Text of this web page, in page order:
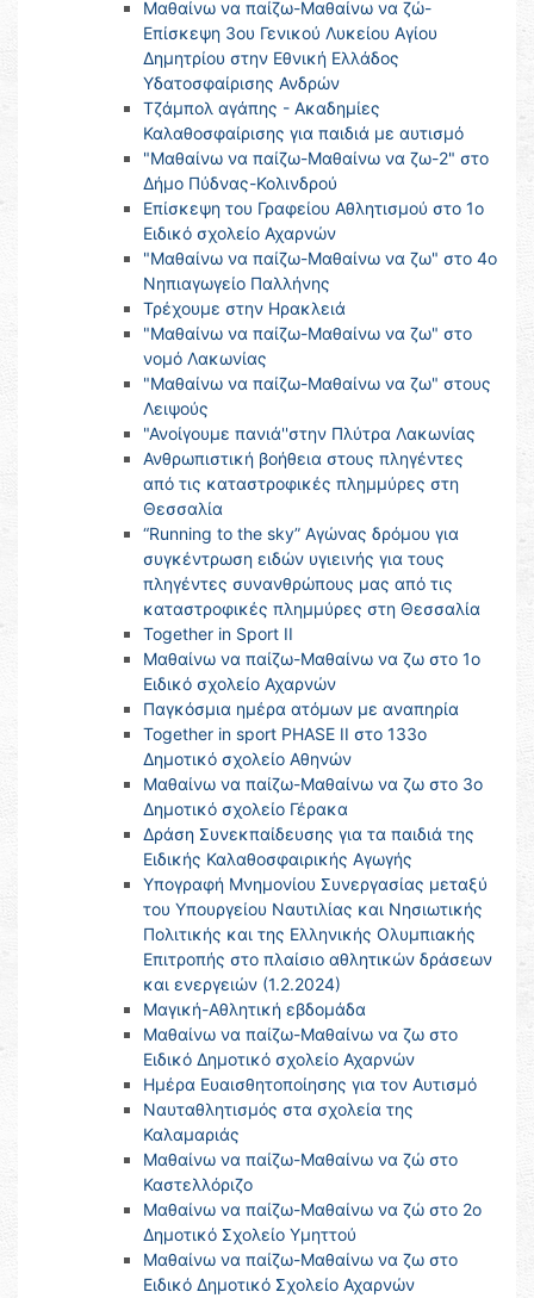
Μαθαίνω να παίζω-Μαθαίνω να ζώ-
Επίσκεψη 3ου Γενικού Λυκείου Αγίου
Δημητρίου στην Εθνική Ελλάδος
Υδατοσφαίρισης Ανδρών
Τζάμπολ αγάπης - Ακαδημίες
Καλαθοσφαίρισης για παιδιά με αυτισμό
"Μαθαίνω να παίζω-Μαθαίνω να ζω-2" στο
Δήμο Πύδνας-Κολινδρού
Επίσκεψη του Γραφείου Αθλητισμού στο 1ο
Ειδικό σχολείο Αχαρνών
"Μαθαίνω να παίζω-Μαθαίνω να ζω" στο 4o
Νηπιαγωγείο Παλλήνης
Τρέχουμε στην Ηρακλειά
"Μαθαίνω να παίζω-Μαθαίνω να ζω" στο
νομό Λακωνίας
"Μαθαίνω να παίζω-Μαθαίνω να ζω" στους
Λειψούς
"Ανοίγουμε πανιά''στην Πλύτρα Λακωνίας
Ανθρωπιστική βοήθεια στους πληγέντες
από τις καταστροφικές πλημμύρες στη
Θεσσαλία
“Running to the sky” Αγώνας δρόμου για
συγκέντρωση ειδών υγιεινής για τους
πληγέντες συνανθρώπους μας από τις
καταστροφικές πλημμύρες στη Θεσσαλία
Together in Sport II
Μαθαίνω να παίζω-Μαθαίνω να ζω στο 1ο
Ειδικό σχολείο Αχαρνών
Παγκόσμια ημέρα ατόμων με αναπηρία
Together in sport PHASE II στο 133ο
Δημοτικό σχολείο Αθηνών
Μαθαίνω να παίζω-Μαθαίνω να ζω στο 3ο
Δημοτικό σχολείο Γέρακα
Δράση Συνεκπαίδευσης για τα παιδιά της
Ειδικής Καλαθοσφαιρικής Αγωγής
Υπογραφή Μνημονίου Συνεργασίας μεταξύ
του Υπουργείου Ναυτιλίας και Νησιωτικής
Πολιτικής και της Ελληνικής Ολυμπιακής
Επιτροπής στο πλαίσιο αθλητικών δράσεων
και ενεργειών (1.2.2024)
Μαγική-Αθλητική εβδομάδα
Μαθαίνω να παίζω-Μαθαίνω να ζω στο
Ειδικό Δημοτικό σχολείο Αχαρνών
Ημέρα Ευαισθητοποίησης για τον Αυτισμό
Nαυταθλητισμός στα σχολεία της
Καλαμαριάς
Μαθαίνω να παίζω-Μαθαίνω να ζώ στο
Καστελλόριζο
Μαθαίνω να παίζω-Μαθαίνω να ζώ στο 2ο
Δημοτικό Σχολείο Υμηττού
Μαθαίνω να παίζω-Μαθαίνω να ζω στο
Ειδικό Δημοτικό Σχολείο Αχαρνών